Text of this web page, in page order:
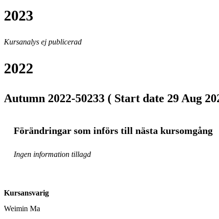
2023
Kursanalys ej publicerad
2022
Autumn 2022-50233 ( Start date 29 Aug
Förändringar som införs till nästa kursomgång
Ingen information tillagd
Kursansvarig
Weimin Ma